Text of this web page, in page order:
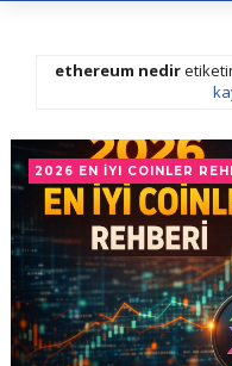
ethereum nedir
2026 EN İYI COINLER